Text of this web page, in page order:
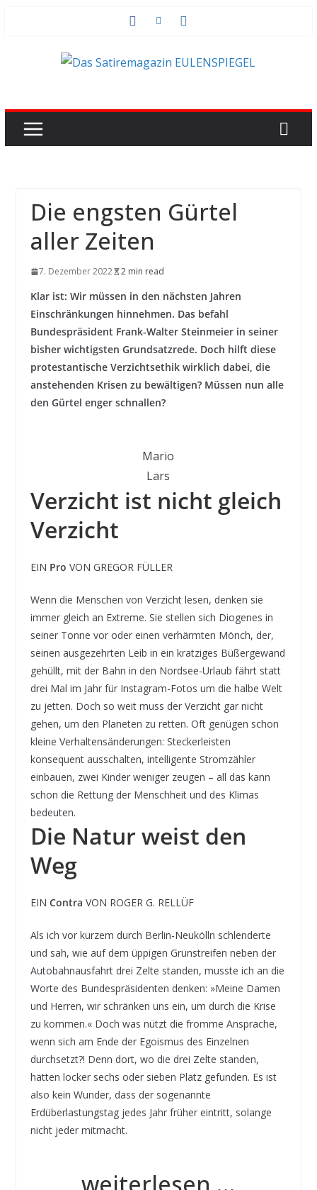
Die engsten Gürtel
aller Zeiten
7. Dezember 2022 2 min read
Klar ist: Wir müssen in den nächsten Jahren
Einschränkungen hinnehmen. Das befahl
Bundespräsident Frank-Walter Steinmeier in seiner
bisher wichtigsten Grundsatzrede. Doch hilft diese
protestantische Verzichtsethik wirklich dabei, die
anstehenden Krisen zu bewältigen? Müssen nun alle
den Gürtel enger schnallen?
Mario
Lars
Verzicht ist nicht gleich
Verzicht
EIN Pro VON GREGOR FÜLLER
Wenn die Menschen von Verzicht lesen, denken sie
immer gleich an Extreme. Sie stellen sich Diogenes in
seiner Tonne vor oder einen verhärmten Mönch, der,
seinen ausgezehrten Leib in ein kratziges Büßergewand
gehüllt, mit der Bahn in den Nordsee-Urlaub fährt statt
drei Mal im Jahr für Instagram-Fotos um die halbe Welt
zu jetten. Doch so weit muss der Verzicht gar nicht
gehen, um den Planeten zu retten. Oft genügen schon
kleine Verhaltensänderungen: Steckerleisten
konsequent ausschalten, intelligente Stromzähler
einbauen, zwei Kinder weniger zeugen – all das kann
schon die Rettung der Menschheit und des Klimas
bedeuten.
Die Natur weist den
Weg
EIN Contra VON ROGER G. RELLÜF
Als ich vor kurzem durch Berlin-Neukölln schlenderte
und sah, wie auf dem üppigen Grünstreifen neben der
Autobahnausfahrt drei Zelte standen, musste ich an die
Worte des Bundespräsidenten denken: »Meine Damen
und Herren, wir schränken uns ein, um durch die Krise
zu kommen.« Doch was nützt die fromme Ansprache,
wenn sich am Ende der Egoismus des Einzelnen
durchsetzt?! Denn dort, wo die drei Zelte standen,
hätten locker sechs oder sieben Platz gefunden. Es ist
also kein Wunder, dass der sogenannte
Erdüberlastungstag jedes Jahr früher eintritt, solange
nicht jeder mitmacht.